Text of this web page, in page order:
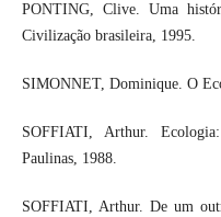
PONTING, Clive. Uma
Civilização brasileira, 1995.
SIMONNET, Dominique. O
SOFFIATI, Arthur.
Paulinas, 1988.
SOFFIATI, Arthur. De um